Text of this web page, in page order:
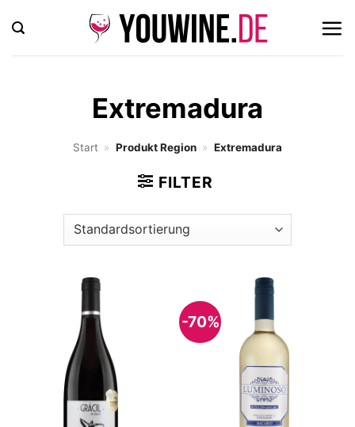
Inhalt
springen
Extremadura
Start » Produkt Region » Extremadura
FILTER
-70%